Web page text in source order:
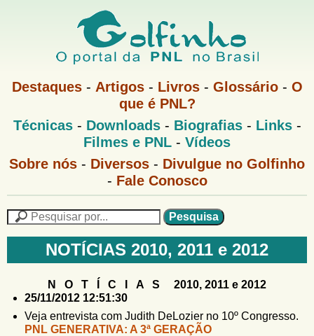
Pular
para
o
principal
G
f
i
n
h
o
M
u
Destaques- Artigos- Livros- Glossário- O
que é PNL?
M
e
P
Técnicas- Downloads- Biografias- Links-
Filmes e PNL - Vídeos
G
n
n
Sobre nós - Diversos - Divulgue no Golfinho
- Fale Conosco
F
m
u
e
n
NOTÍCIAS 2010, 2011 e 2012
N O T Í C I A S 2010, 2011 e 2012
25/11/2012 12:51:30
Veja entrevista com Judith DeLozier no 10º Congresso.
PNL GENERATIVA: A 3ª GERAÇÃO